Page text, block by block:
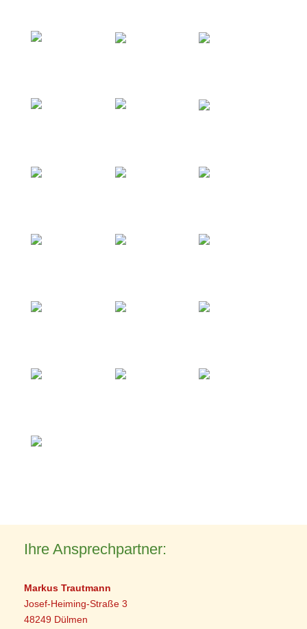
Ihre Ansprechpartner:
Markus Trautmann
Josef-Heiming-Straße 3
48249 Dülmen